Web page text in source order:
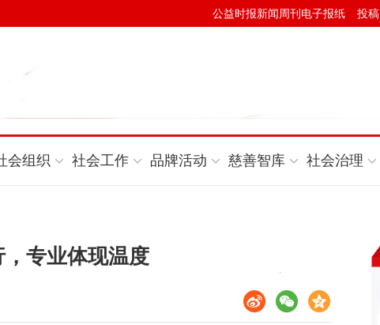
公益时报新闻周刊电子报纸 投稿
会组织 社会工作 品牌活动 慈善智库 社会治理
专业体现温度